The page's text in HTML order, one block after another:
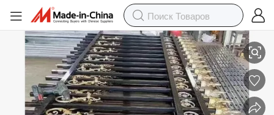
забор для ограждения сада
Фабричный аутлет, плотный защитный забор, высокозащитный